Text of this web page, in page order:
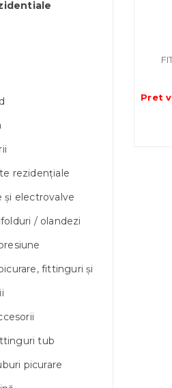
rezidențiale
și electrovalve
/ olandezi
fittinguri și
tub
picurare
Pret